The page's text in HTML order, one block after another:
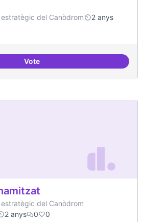
del Canòdrom
2 anys
VoteBeques de recerca per
del Canòdrom
2 anys 0 0